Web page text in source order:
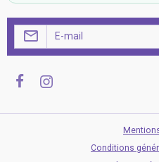
Conditions